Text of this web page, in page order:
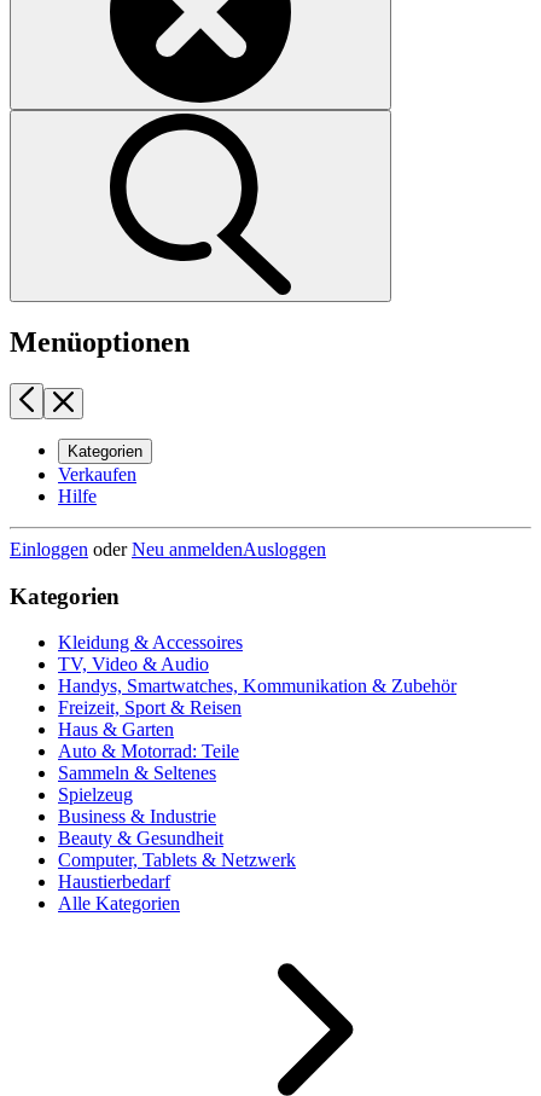
Menüoptionen
Kategorien
Verkaufen
Hilfe
Einloggen oderNeu anmeldenAusloggen
Kategorien
Kleidung & Accessoires
TV, Video & Audio
Handys, Smartwatches, Kommunikation & Zubehör
Freizeit, Sport & Reisen
Haus & Garten
Auto & Motorrad: Teile
Sammeln & Seltenes
Spielzeug
Business & Industrie
Beauty & Gesundheit
Computer, Tablets & Netzwerk
Haustierbedarf
Alle Kategorien